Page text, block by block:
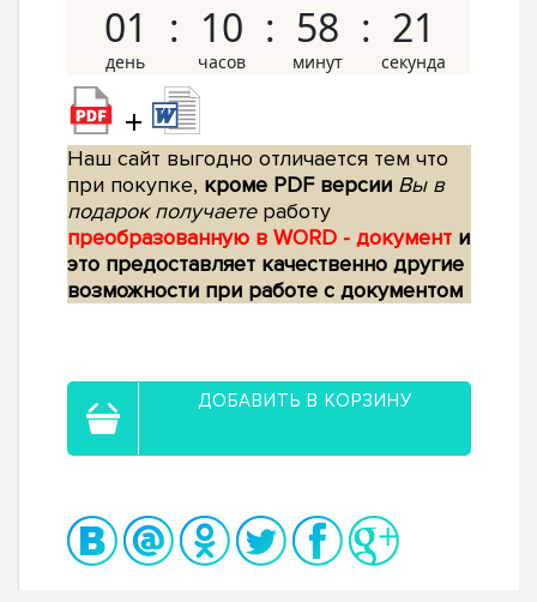
01 10 58 20
+
Наш сайт выгодно отличается тем что
при покупке, кроме PDF версии Вы в
подарок получаетеработу
преобразованную в WORD - документ и
это предоставляет качественно другие
возможности при работе с документом
ДОБАВИТЬ В КОРЗИНУ